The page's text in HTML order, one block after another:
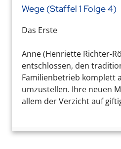
Wege (Staffel 1 Folge 4)
Das Erste
Anne (Henriette Richter-
entschlossen, den
Familienbetrieb komplett
umzustellen. Ihre neuen
allem der Verzicht auf